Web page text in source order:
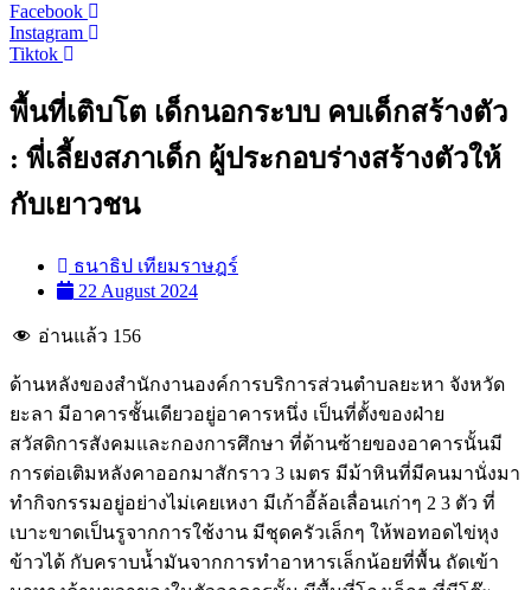
Facebook
Instagram
Tiktok
พื้นที่เติบโต เด็กนอกระบบ คบเด็กสร้างตัว
: พี่เลี้ยงสภาเด็ก ผู้ประกอบร่างสร้างตัวให้
กับเยาวชน
ธนาธิป เทียมราษฎร์
22 August 2024
อ่านแล้ว 156
ด้านหลังของสำนักงานองค์การบริการส่วนตำบลยะหา จังหวัด
ยะลา มีอาคารชั้นเดียวอยู่อาคารหนึ่ง เป็นที่ตั้งของฝ่าย
สวัสดิการสังคมและกองการศึกษา ที่ด้านซ้ายของอาคารนั้นมี
การต่อเติมหลังคาออกมาสักราว 3 เมตร มีม้าหินที่มีคนมานั่งมา
ทำกิจกรรมอยู่อย่างไม่เคยเหงา มีเก้าอี้ล้อเลื่อนเก่าๆ 2 3 ตัว ที่
เบาะขาดเป็นรูจากการใช้งาน มีชุดครัวเล็กๆ ให้พอทอดไข่หุง
ข้าวได้ กับคราบน้ำมันจากการทำอาหารเล็กน้อยที่พื้น ถัดเข้า